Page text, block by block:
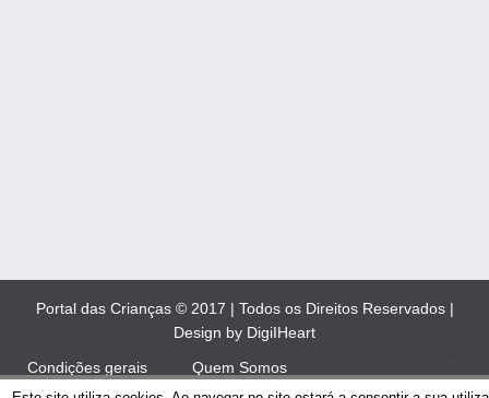
Portal das Crianças © 2017 | Todos os Direitos Reservados |
Design by DigiIHeart
Condições gerais
Quem Somos